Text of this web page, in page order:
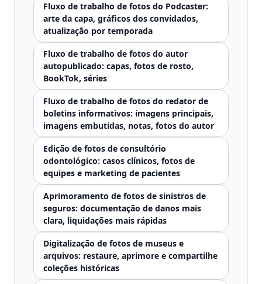
Fluxo de trabalho de fotos do Podcaster:
arte da capa, gráficos dos convidados,
atualização por temporada
Fluxo de trabalho de fotos do autor
autopublicado: capas, fotos de rosto,
BookTok, séries
Fluxo de trabalho de fotos do redator de
boletins informativos: imagens principais,
imagens embutidas, notas, fotos do autor
Edição de fotos de consultório
odontológico: casos clínicos, fotos de
equipes e marketing de pacientes
Aprimoramento de fotos de sinistros de
seguros: documentação de danos mais
clara, liquidações mais rápidas
Digitalização de fotos de museus e
arquivos: restaure, aprimore e compartilhe
coleções históricas